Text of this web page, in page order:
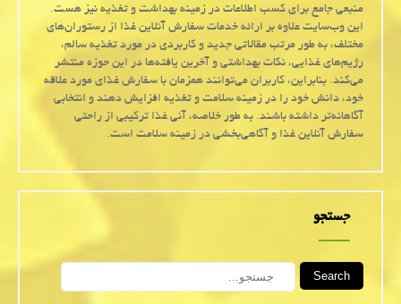
منبعی جامع برای کسب اطلاعات در زمینه بهداشت و تغذیه نیز هست.
این وب‌سایت علاوه بر ارائه خدمات سفارش آنلاین غذا از رستوران‌های
مختلف، به طور مرتب مقالاتی جدید و کاربردی در مورد تغذیه سالم،
رژیم‌های غذایی، نکات بهداشتی و آخرین یافته‌ها در این حوزه منتشر
می‌کند. بنابراین، کاربران می‌توانند همزمان با سفارش غذای مورد علاقه
خود، دانش خود را در زمینه سلامت و تغذیه افزایش دهند و انتخابی
آگاهانه‌تر داشته باشند. به طور خلاصه، آنی غذا ترکیبی از راحتی
سفارش آنلاین غذا و آگاهی‌بخشی در زمینه سلامت است.
جستجو
Search